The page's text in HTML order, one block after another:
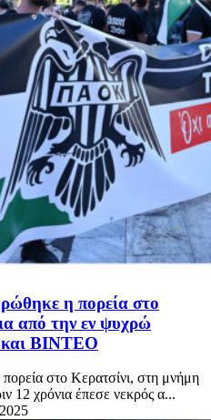
η πορεία στο
από την εν ψυχρώ
ΒΙΝΤΕΟ
στο Κερατσίνι, στη μνήμη
12 χρόνια έπεσε νεκρός α...